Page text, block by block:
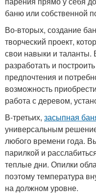
баню или собственной
Во-вторых, создание
творческий проект,
свои навыки и таланты.
разработать и
предпочтения и
возможность
работа с деревом,
В-третьих, засыпная
универсальным
любого времени года.
парилкой и
теплые дни. Опилки
поэтому температура
на должном уровне.